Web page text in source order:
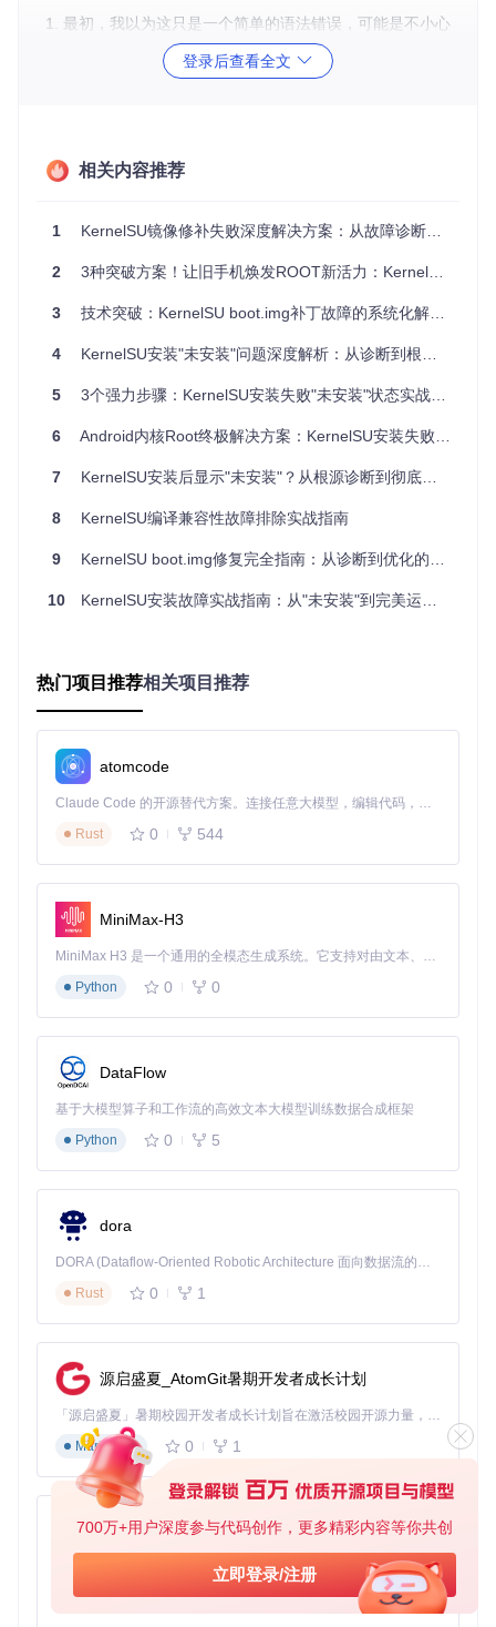
700万+用户深度参与代码创作，更多精彩内容等你共创
立即登录/注册
最初，我以为这只是一个简单的语法错误，可能是不小心
漏写了某个关键字。于是，我立刻打开ksu.c
的支持"的提交。这个改动看起来可能与当前的编译错误有
件编译块，其中似乎包含了对不同内核版本的兼容性处
识到这个宏可能是在较新的内核版本中才引入的。如果我
们的目标内核版本不支持这个宏，就会出现编译错误。
为了验证这个猜测，我查阅了Linux内核文档，确认MODU
LE_IMPORT_NS宏确实是在较新的内核版本中引入的，
主要用于模块命名空间管理。
至此，真相逐渐清晰：KernelSU最近的更新移除了对非G
KI内核的支持，导致在旧版本内核上编译时出现了兼容性
实操检查清单
[ ] 确认错误发生的具体文件和行数
[ ] 检查相关代码行的语法和上下文
[ ] 查看近期代码变更，特别是与内核兼容性相关的修改
[ ] 验证所使用的内核版本是否支持相关宏定义
[ ] 确认编译环境和工具链是否符合项目要求
技术拆解：深入理解GKI与模块系统
的左右臂膀，缺一不可。
概念图谱：GKI与内核模块
Generic Kernel Image (GKI)
GKI，即通用内核映像，是Google推出的一项旨在标准化Andr
oid设备内核的重要举措。它就像是内核世界的"通用插座"，让
不同的设备可以使用相同的内核基础，同时允许厂商通过模块
添加自定义功能。
Linux内核模块系统
重新编译整个内核的情况下添加新功能。MODULE_IMPORT
_NS宏则是这个插件系统中的"权限钥匙"，控制着模块之间的
依赖关系和命名空间访问。
GKI vs 传统内核：就像PC主板与定制主板
想象一下，传统的Android设备内核就像是一台定制的电脑，
每个厂商都设计自己独特的主板，零件之间无法互换。而GKI
则像是标准化的ATX主板，无论你是哪个品牌的电脑，都可以
使用相同的主板，只需根据需要更换或添加不同的扩展卡。
MODULE_IMPORT_NS：内核模块的"会员卡"
如果把内核模块系统比作一个高级俱乐部，那么MODULE_IM
PORT_NS宏就像是一张会员卡。拥有这张卡，你的模块才能
进入特定的"VIP区域"（命名空间），使用那里的特殊设施（内
核功能）。没有这张卡，你就只能在普通区域活动，无法享受
高级服务。
内核版本兼容性：就像手机操作系统升级
内核版本的演进就像是手机系统的更新。新版本可能会引入新
登录后查看全文
相关内容推荐
1 KernelSU镜像修补失败深度解决方案：从故障诊断到系统恢复
2 3种突破方案！让旧手机焕发ROOT新活力：KernelSU非GKI设备集成完全指南
3 技术突破：KernelSU boot.img补丁故障的系统化解决策略
4 KernelSU安装"未安装"问题深度解析：从诊断到根治的系统方案
5 3个强力步骤：KernelSU安装失败"未安装"状态实战指南与避坑技巧
6 Android内核Root终极解决方案：KernelSU安装失败完全指南
7 KernelSU安装后显示"未安装"？从根源诊断到彻底解决的实战指南
8 KernelSU编译兼容性故障排除实战指南
9 KernelSU boot.img修复完全指南：从诊断到优化的系统解决方案
10 KernelSU安装故障实战指南：从"未安装"到完美运行的系统排查方案
热门项目推荐相关项目推荐
atomcode
Claude Code 的开源替代方案。连接任意大模型，编辑代码，运行命令，自动验证 — 全自动执行。用 Rust 构建，极致性能。 ｜ An open-source alternative to Claude Code. Connect any LLM, edit code, run commands, and verify changes — autonomously. Built in Rust for speed. Get Started
Rust
0 544
MiniMax-H3
MiniMax H3 是一个通用的全模态生成系统。它支持对由文本、图像、视频和音频组成的多模态上下文进行统一理解，并能生成分辨率高达 2K、时长可达 15 秒的带原生立体声音频的视频。得益于面向任务泛化的系统设计，H3 在预训练阶段就已具备广泛的多模态上下文理解与生成能力，能够出色地执行复杂的多模态指令。
Python
0 0
DataFlow
基于大模型算子和工作流的高效文本大模型训练数据合成框架
Python
0 5
dora
DORA (Dataflow-Oriented Robotic Architecture 面向数据流的机器人架构) 是为 AI 与具身智能机器人打造的高性能开发框架，以数据流范式重构开发逻辑，原生支持分布式部署与端边云协同 —— 无需复杂适配，即可实现一体端到端具身大小脑、VLA等模型部署，无缝衔接感知、推理、控制全链路，让 AI 能力与机器人动作深度融合。 依托 Rust 内核与零拷贝通信技术，它将具身大小脑、VLA等模型推理、多模态数据融合延迟压缩至微秒级，同时兼容 ROS2 生态与国产 AI 芯片，彻底降低具身智能机器人的开发门槛，让分布式部署下的 AI 赋能创新更高效、更灵活。
Rust
0 1
源启盛夏_AtomGit暑期开发者成长计划
「源启盛夏」暑期校园开发者成长计划旨在激活校园开源力量，通过积分激励、认证扶持、资源倾斜等形式，引导高校组织和开发者完成「入驻 — 建项目 — 做贡献 — 获认证 — 得资源」的完整闭环。无论你是想带领社团入驻平台的组织者，还是希望用代码贡献证明自己的开发者，都能在这里找到属于你的成长路径。
Markdown
0 1
py-xiaozhi
基于Python的Xiaozhi AI，适用于想要完整Xiaozhi体验而无需拥有专用硬件的用户。
Python
0 1